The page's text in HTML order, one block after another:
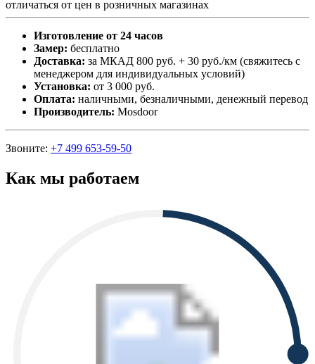
отличаться от цен в розничных магазинах
Изготовление от 24 часов
Замер: бесплатно
Доставка: за МКАД 800 руб. + 30 руб./км (свяжитесь с
менеджером для индивидуальных условий)
Установка: от 3 000 руб.
Оплата: наличными, безналичными, денежный перевод
Производитель: Mosdoor
Звоните: +7 499 653-59-50
Как мы работаем